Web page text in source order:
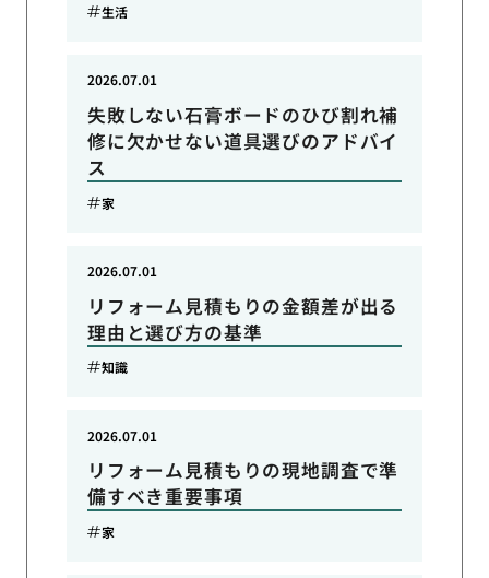
生活
失敗しない石膏ボードのひび割れ補
修に欠かせない道具選びのアドバイ
ス
2026.07.01
家
リフォーム見積もりの金額差が出る
理由と選び方の基準
2026.07.01
知識
リフォーム見積もりの現地調査で準
備すべき重要事項
2026.07.01
家